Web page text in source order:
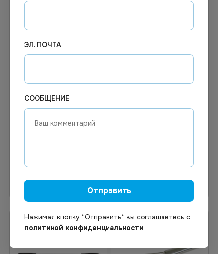
КОВРИК ДЛЯ ВАНН 66Х36
П/СКОЛЬЗ ЩЕТИНА ЦВЕТ
Узнать цену Узнать цену
ЭЛ. ПОЧТА
СООБЩЕНИЕ
Отправить
Нажимая кнопку “Отправить“ вы соглашаетесь с
политикой конфиденциальности